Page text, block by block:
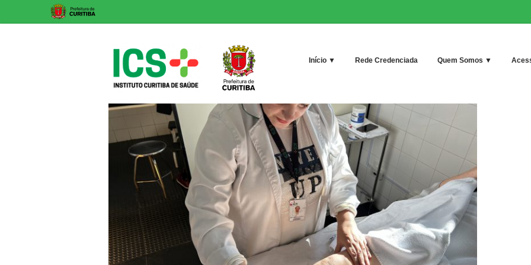
Instituto
Curitiba
Início ▼ Rede Credenciada Quem Somos ▼